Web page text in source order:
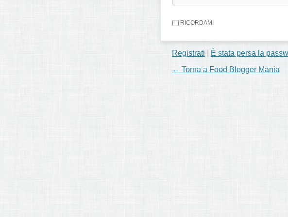
RICORDAMI
Registrati
È stata persa la
← Torna a Food Blogger Mania